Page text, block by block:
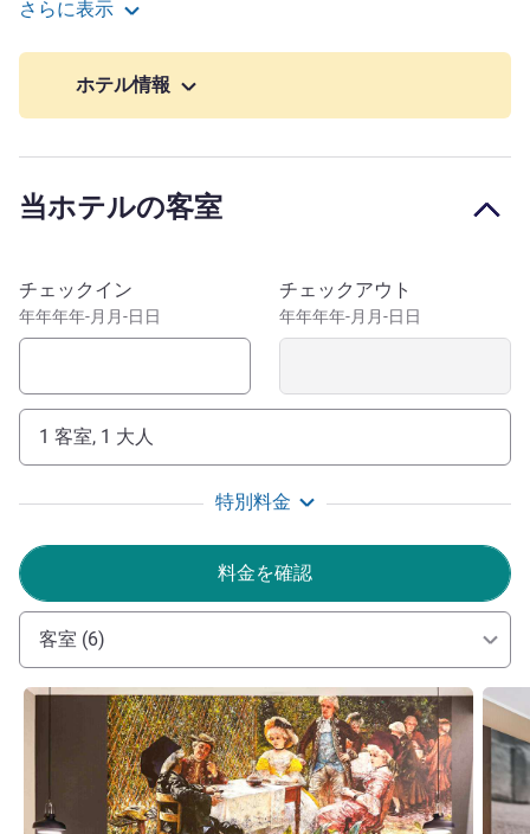
ラン「ワインストーン」では、シェフ特製のオリジナル料
理をお試しいただけます。またカスタマイズ可能な会議室
では、ミーティングを開催できます。
にも最適です。当ホテルはビジネスエリアに位置してお
場、オペラハウス）、ガレリアドミニカンスカショッピン
当ホテルは下シロンスク地方の首都ヴロツワフの中心部に
位置し、マーケット広場の隣、歴史的な長屋、レストラ
ン、カフェに囲まれており、街のユニークな雰囲気を感じ
メルキュールヴロツワフセントラムへようこそ。フレン
ドリーな雰囲気と美味しいお料理をお楽しみください。お
客さまのお越しをお待ちしております。
MICHAL KACZMARZ ホテル経営
さらに表示
ホテル情報
当ホテルの客室
このホテルを予約
チェックイン
年年年年-月月-日日
チェックアウト
年年年年-月月-日日
1 客室, 1 大人
特別料金
料金を確認
客室 (6)
詳細を表示 詳細